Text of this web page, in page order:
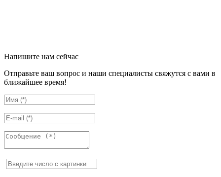
Напишите нам сейчас
Отправьте ваш вопрос и наши специалисты свяжутся с вами в
ближайшее время!